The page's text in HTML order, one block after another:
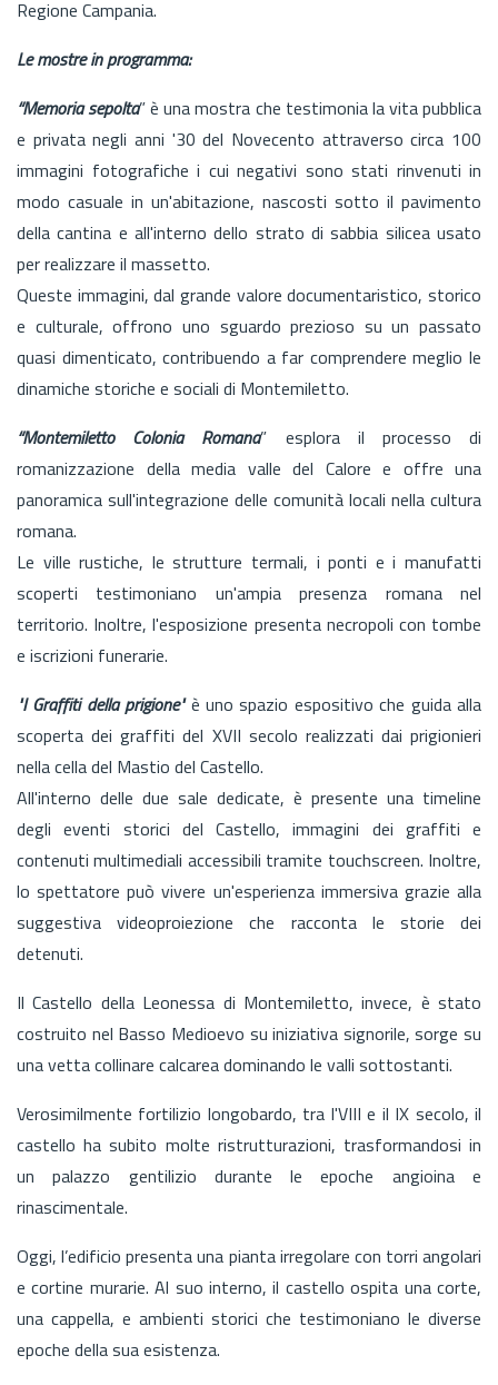
Regione Campania.
Le mostre in programma:
“Memoria sepolta” è una mostra che testimonia la vita pubblica
e privata negli anni '30 del Novecento attraverso circa 100
immagini fotografiche i cui negativi sono stati rinvenuti in
modo casuale in un'abitazione, nascosti sotto il pavimento
della cantina e all'interno dello strato di sabbia silicea usato
per realizzare il massetto.
Queste immagini, dal grande valore documentaristico, storico
e culturale, offrono uno sguardo prezioso su un passato
quasi dimenticato, contribuendo a far comprendere meglio le
dinamiche storiche e sociali di Montemiletto.
“Montemiletto Colonia Romana” esplora il processo di
romanizzazione della media valle del Calore e offre una
panoramica sull'integrazione delle comunità locali nella cultura
romana.
Le ville rustiche, le strutture termali, i ponti e i manufatti
scoperti testimoniano un'ampia presenza romana nel
territorio. Inoltre, l'esposizione presenta necropoli con tombe
e iscrizioni funerarie.
"I Graffiti della prigione"è uno spazio espositivo che guida alla
scoperta dei graffiti del XVII secolo realizzati dai prigionieri
nella cella del Mastio del Castello.
All'interno delle due sale dedicate, è presente una timeline
degli eventi storici del Castello, immagini dei graffiti e
contenuti multimediali accessibili tramite touchscreen. Inoltre,
lo spettatore può vivere un'esperienza immersiva grazie alla
suggestiva videoproiezione che racconta le storie dei
detenuti.
Il Castello della Leonessa di Montemiletto, invece, è stato
costruito nel Basso Medioevo su iniziativa signorile, sorge su
una vetta collinare calcarea dominando le valli sottostanti.
Verosimilmente fortilizio longobardo, tra l'VIII e il IX secolo, il
castello ha subito molte ristrutturazioni, trasformandosi in
un palazzo gentilizio durante le epoche angioina e
rinascimentale.
Oggi, l’edificio presenta una pianta irregolare con torri angolari
e cortine murarie. Al suo interno, il castello ospita una corte,
una cappella, e ambienti storici che testimoniano le diverse
epoche della sua esistenza.